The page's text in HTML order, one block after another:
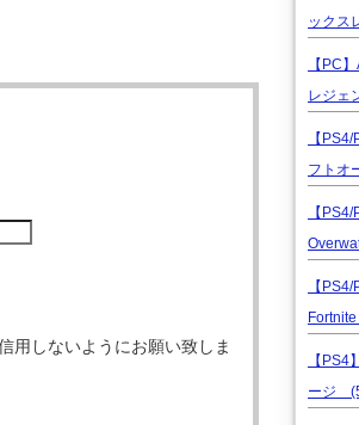
用しないようにお願い致しま
ックス
【PC
レジェ
【
フトオ
【
【
【PS4
ージ